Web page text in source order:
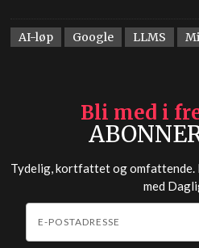
AI-løp Google LLMS
Bli med i
Tydelig, kortfattet og omfattende.
med